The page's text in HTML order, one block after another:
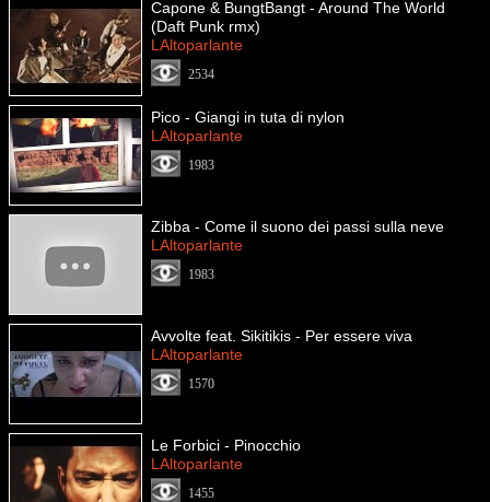
Capone & BungtBangt - Around The World
(Daft Punk rmx)
LAltoparlante
2534
Pico - Giangi in tuta di nylon
LAltoparlante
1983
Zibba - Come il suono dei passi sulla neve
LAltoparlante
1983
Avvolte feat. Sikitikis - Per essere viva
LAltoparlante
1570
Le Forbici - Pinocchio
LAltoparlante
1455